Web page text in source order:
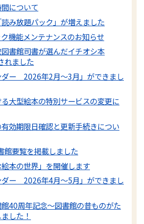
について
み放題パック」が増えました
機能メンテナンスのお知らせ
図書館司書が選んだイチオシ本
れました
ダー 2026年2月～3月」ができまし
大型絵本の特別サービスの変更に
効期限日確認と更新手続きについ
館要覧を掲載しました
絵本の世界」を開催します
ダー 2026年4月～5月」ができまし
館40周年記念～図書館の昔ものがた
した！